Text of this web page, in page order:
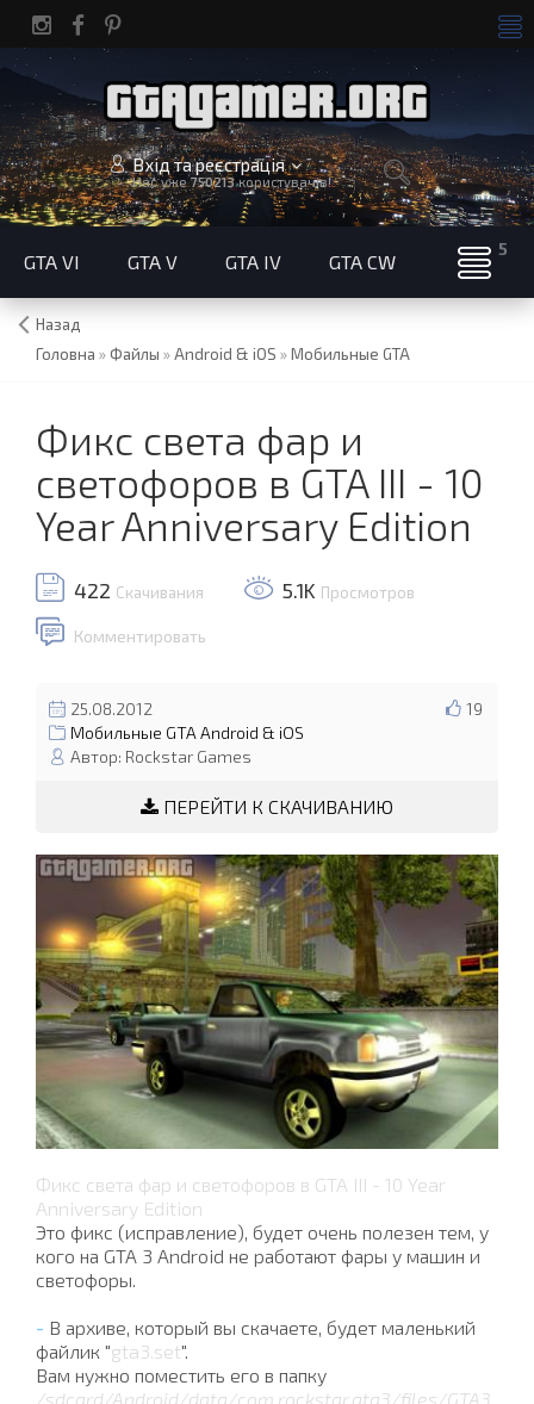
Вхід та реєстрація
Нас уже750213користувачів!
GTA VI GTA V GTA IV GTA CW
Назад
Головна »Файлы »Android & iOS »Мобильные GTA
Фикс света фар и
светофоров в GTA III - 10
Year Anniversary Edition
422 Скачивания 5.1K Просмотров
Комментировать
19
25.08.2012
Мобильные GTA Android & iOS
Автор: Rockstar Games
ПЕРЕЙТИ К СКАЧИВАНИЮ
Фикс света фар и светофоров в GTA III - 10 Year
Anniversary Edition
Это фикс (исправление), будет очень полезен тем, у
кого на GTA 3 Android не работают фары у машин и
светофоры.
- В архиве, который вы скачаете, будет маленький
файлик "gta3.set".
Вам нужно поместить его в папку
/sdcard/Android/data/com.rockstar.gta3/files/GTA3